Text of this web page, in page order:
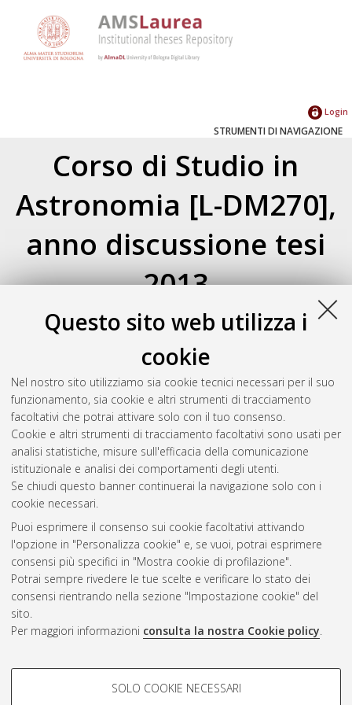
Questo sito web utilizza i
cookie
Nel nostro sito utilizziamo sia cookie tecnici necessari per il suo
funzionamento, sia cookie e altri strumenti di tracciamento
facoltativi che potrai attivare solo con il tuo consenso.
Cookie e altri strumenti di tracciamento facoltativi sono usati per
analisi statistiche, misure sull'efficacia della comunicazione
istituzionale e analisi dei comportamenti degli utenti.
Se chiudi questo banner continuerai la navigazione solo con i
cookie necessari.
Puoi esprimere il consenso sui cookie facoltativi attivando
l'opzione in "Personalizza cookie" e, se vuoi, potrai esprimere
consensi più specifici in "Mostra cookie di profilazione".
Potrai sempre rivedere le tue scelte e verificare lo stato dei
consensi rientrando nella sezione "Impostazione cookie" del
sito.
Per maggiori informazioni consulta la nostra Cookie policy.
COOKIE DI PROFILAZIONE -
SOLO COOKIE NECESSARI
Login
STRUMENTI DI NAVIGAZIONE
Corso di Studio in
Astronomia [L-DM270],
anno discussione tesi
2013
Esporta come
Atom
Raggruppa per:Autore della tesi|Relatore della tesi|
Indirizzo|Orientamento|Nessun raggruppamento
Numero di documenti: 0.
Questa lista e' stata generata ilFri Aug 7 20:34:35 2026 CEST
Atom
Rss 1.0
Rss 2.0
AMS Laurea
Impostazioni Cookie
Informativa sulla privacy